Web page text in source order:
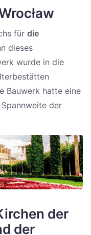
für die
dieses
wurde in die
Bauwerk hatte eine
der
der
der